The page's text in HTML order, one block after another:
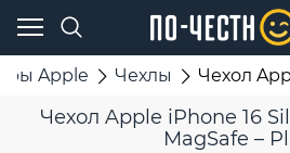
Apple Чехлы Чехол
Чехол Apple iPhone 16
MagSafe –